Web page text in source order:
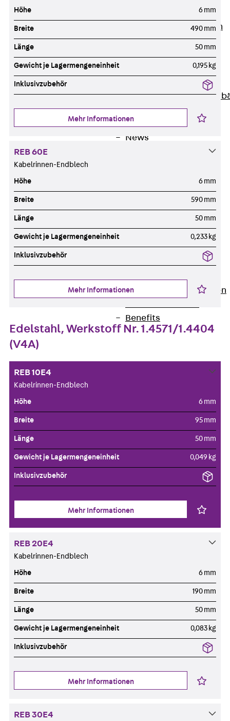
Unternehmen
Über PohlCon
Service & Qualität
Unsere Geschichte
Mitgliedschaften &
Aktuelles
Zurück
Aktuelles
News
Ansprechpersonen
Presse
Stellenausschreibungen
Benefits
Höhe 6 mm
Breite 490 mm
Länge 50 mm
Gewicht je Lagermengeneinheit 0,195 kg
Inklusivzubehör
Mehr Informationen
REB 60E
Kabelrinnen-Endblech
Höhe 6 mm
Breite 590 mm
Länge 50 mm
Gewicht je Lagermengeneinheit 0,233 kg
Inklusivzubehör
Mehr Informationen
Edelstahl, Werkstoff Nr. 1.4571/1.4404
(V4A)
REB 10E4
Kabelrinnen-Endblech
Höhe 6 mm
Breite 95 mm
Länge 50 mm
Gewicht je Lagermengeneinheit 0,049 kg
Inklusivzubehör
Mehr Informationen
REB 20E4
Kabelrinnen-Endblech
Höhe 6 mm
Breite 190 mm
Länge 50 mm
Gewicht je Lagermengeneinheit 0,083 kg
Inklusivzubehör
Mehr Informationen
REB 30E4